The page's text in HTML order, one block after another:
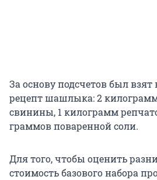
За основу подсчетов был взят
рецепт шашлыка: 2
свинины, 1 килограмм
граммов поваренной соли.
Для того, чтобы оценить
стоимость базового набора